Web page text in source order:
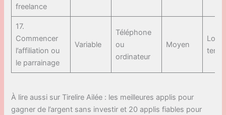
freelance
17.
Commencer
l’affiliation ou
le parrainage
Variable
Téléphone
ou
ordinateur
Moyen
Long
terme
À lire aussi sur Tirelire Ailée : les meilleures applis pour
gagner de l’argent sans investir et 20 applis fiables pour